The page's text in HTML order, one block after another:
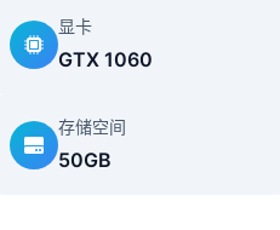
么H内容出现时，反而会有一种
剂的感觉。
更新日志：
显卡
GTX 1060
存储空间
50GB